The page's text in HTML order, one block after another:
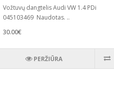
Vožtuvų dangtelis Audi VW 1.4 PDi
045103469 Naudotas. ..
30.00€
PERŽIŪRA